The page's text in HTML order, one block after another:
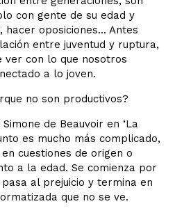
con gente de su edad y
hacer oposiciones... Antes
entre juventud y ruptura,
ver con lo que nosotros
a lo joven.
no son productivos?
de Beauvoir en ‘La
es mucho más complicado,
cuestiones de origen o
a la edad. Se comienza por
al prejuicio y termina en
que no se ve.